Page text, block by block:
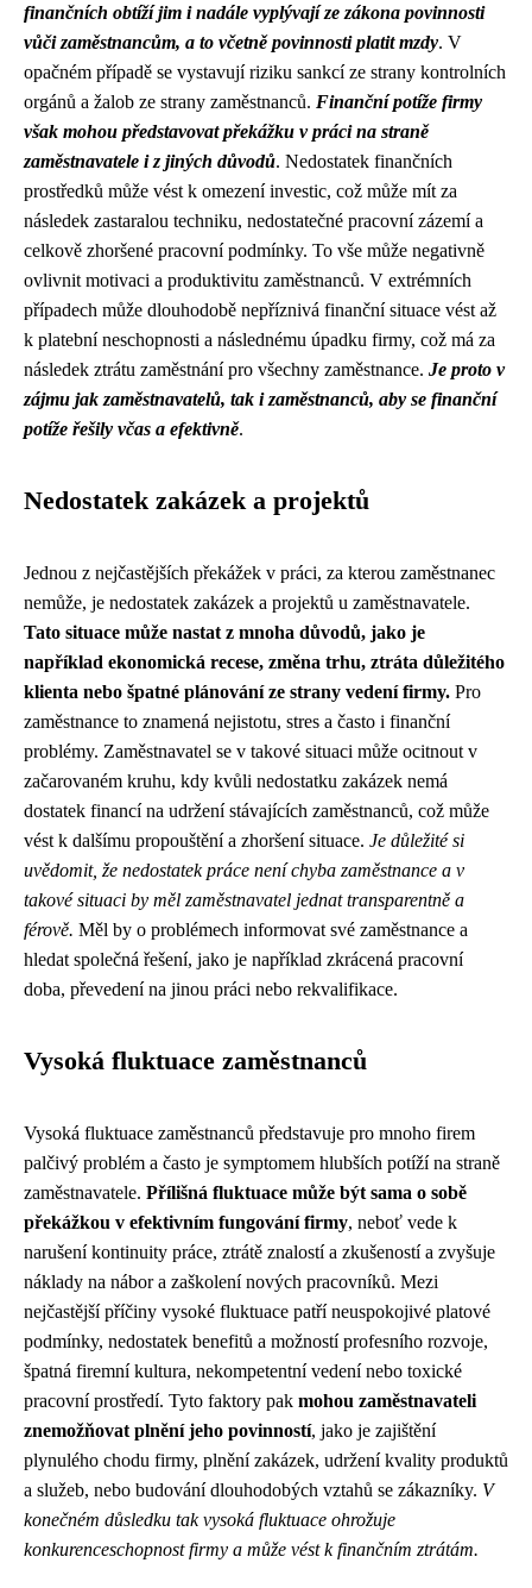
finančních obtíží jim i nadále vyplývají ze zákona povinnosti
vůči zaměstnancům, a to včetně povinnosti platit mzdy. V
opačném případě se vystavují riziku sankcí ze strany kontrolních
orgánů a žalob ze strany zaměstnanců. Finanční potíže firmy
však mohou představovat překážku v práci na straně
zaměstnavatele i z jiných důvodů. Nedostatek finančních
prostředků může vést k omezení investic, což může mít za
následek zastaralou techniku, nedostatečné pracovní zázemí a
celkově zhoršené pracovní podmínky. To vše může negativně
ovlivnit motivaci a produktivitu zaměstnanců. V extrémních
případech může dlouhodobě nepříznivá finanční situace vést až
k platební neschopnosti a následnému úpadku firmy, což má za
následek ztrátu zaměstnání pro všechny zaměstnance. Je proto v
zájmu jak zaměstnavatelů, tak i zaměstnanců, aby se finanční
potíže řešily včas a efektivně.
Nedostatek zakázek a projektů
Jednou z nejčastějších překážek v práci, za kterou zaměstnanec
nemůže, je nedostatek zakázek a projektů u zaměstnavatele.
Tato situace může nastat z mnoha důvodů, jako je
například ekonomická recese, změna trhu, ztráta důležitého
klienta nebo špatné plánování ze strany vedení firmy. Pro
zaměstnance to znamená nejistotu, stres a často i finanční
problémy. Zaměstnavatel se v takové situaci může ocitnout v
začarovaném kruhu, kdy kvůli nedostatku zakázek nemá
dostatek financí na udržení stávajících zaměstnanců, což může
vést k dalšímu propouštění a zhoršení situace. Je důležité si
uvědomit, že nedostatek práce není chyba zaměstnance a v
takové situaci by měl zaměstnavatel jednat transparentně a
férově. Měl by o problémech informovat své zaměstnance a
hledat společná řešení, jako je například zkrácená pracovní
doba, převedení na jinou práci nebo rekvalifikace.
Vysoká fluktuace zaměstnanců
Vysoká fluktuace zaměstnanců představuje pro mnoho firem
palčivý problém a často je symptomem hlubších potíží na straně
zaměstnavatele. Přílišná fluktuace může být sama o sobě
překážkou v efektivním fungování firmy, neboť vede k
narušení kontinuity práce, ztrátě znalostí a zkušeností a zvyšuje
náklady na nábor a zaškolení nových pracovníků. Mezi
nejčastější příčiny vysoké fluktuace patří neuspokojivé platové
podmínky, nedostatek benefitů a možností profesního rozvoje,
špatná firemní kultura, nekompetentní vedení nebo toxické
pracovní prostředí. Tyto faktory pak mohou zaměstnavateli
znemožňovat plnění jeho povinností, jako je zajištění
plynulého chodu firmy, plnění zakázek, udržení kvality produktů
a služeb, nebo budování dlouhodobých vztahů se zákazníky. V
konečném důsledku tak vysoká fluktuace ohrožuje
konkurenceschopnost firmy a může vést k finančním ztrátám.